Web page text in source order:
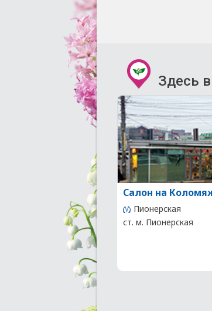
Здесь
Салон на
Пионерская
ст. м. Пионерская